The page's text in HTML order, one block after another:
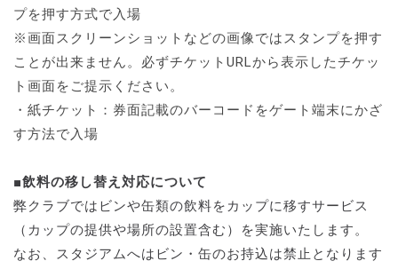
プを押す方式で入場
※画面スクリーンショットなどの画像ではスタンプを押す
ことが出来ません。必ずチケットURLから表示したチケッ
ト画面をご提示ください。
・紙チケット：券面記載のバーコードをゲート端末にかざ
す方法で入場
■飲料の移し替え対応について
弊クラブではビンや缶類の飲料をカップに移すサービス
（カップの提供や場所の設置含む）を実施いたします。
なお、スタジアムへはビン・缶のお持込は禁止となります